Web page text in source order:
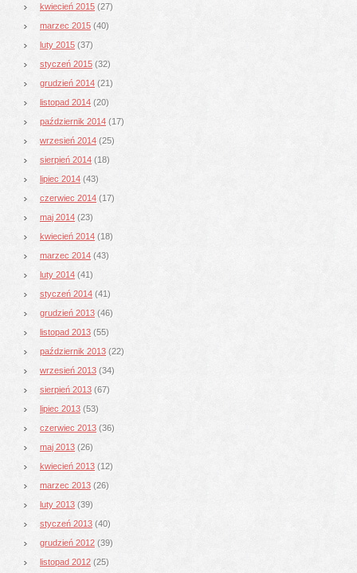
kwiecień 2015 (27)
marzec 2015 (40)
luty 2015 (37)
styczeń 2015 (32)
grudzień 2014 (21)
listopad 2014 (20)
październik 2014 (17)
wrzesień 2014 (25)
sierpień 2014 (18)
lipiec 2014 (43)
czerwiec 2014 (17)
maj 2014 (23)
kwiecień 2014 (18)
marzec 2014 (43)
luty 2014 (41)
styczeń 2014 (41)
grudzień 2013 (46)
listopad 2013 (55)
październik 2013 (22)
wrzesień 2013 (34)
sierpień 2013 (67)
lipiec 2013 (53)
czerwiec 2013 (36)
maj 2013 (26)
kwiecień 2013 (12)
marzec 2013 (26)
luty 2013 (39)
styczeń 2013 (40)
grudzień 2012 (39)
listopad 2012 (25)